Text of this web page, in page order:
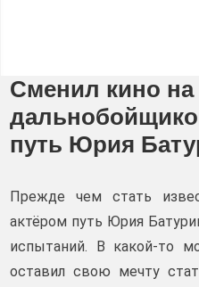
Сменил кино на
путь Юрия
Прежде чем стать
актёром путь Юрия
испытаний. В какой-то
оставил свою мечту